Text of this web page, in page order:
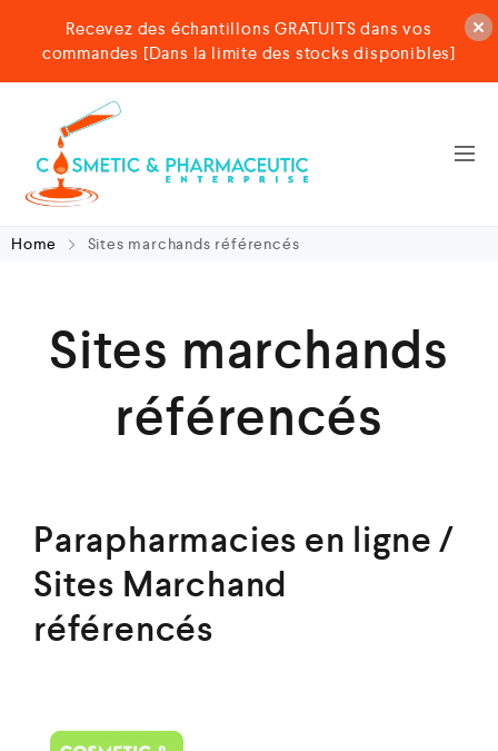
Home Sites marchands référencés
Sites marchands
référencés
Parapharmacies en ligne /
Sites Marchand
référencés
Recevez des échantillons GRATUITS dans vos
commandes [Dans la limite des stocks disponibles]